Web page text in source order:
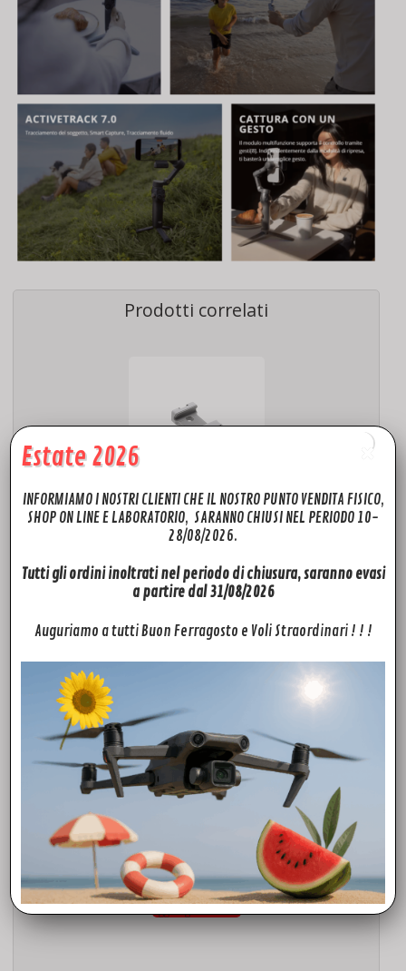
Prodotti correlati
ACCESSORI
Aggiungi al carrello
Filter ND32 Freewell per DJI Mavic 3
10,50€
Aggiungi al carrello
Estate 2026
INFORMIAMO I NOSTRI CLIENTI CHE IL NOSTRO PUNTO VENDITA FISICO,
SHOP ON LINE E LABORATORIO, SARANNO CHIUSI NEL PERIODO 10-
28/08/2026.
Tutti gli ordini inoltrati nel periodo di chiusura, saranno evasi
a partire dal 31/08/2026
Auguriamo a tutti Buon Ferragosto e Voli Straordinari ! ! !